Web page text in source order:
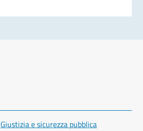
Giustizia e sicurezza pubblica